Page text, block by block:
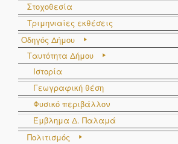
Στοχοθεσία
Τριμηνιαίες εκθέσεις
Οδηγός Δήμου
Ταυτότητα Δήμου
Ιστορία
Γεωγραφική θέση
Φυσικό περιβάλλον
Έμβλημα Δ. Παλαμά
Πολιτισμός